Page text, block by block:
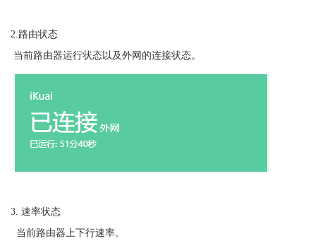
2.路由状态
当前路由器运行状态以及外网的连接状态。
3. 速率状态
当前路由器上下行速率。